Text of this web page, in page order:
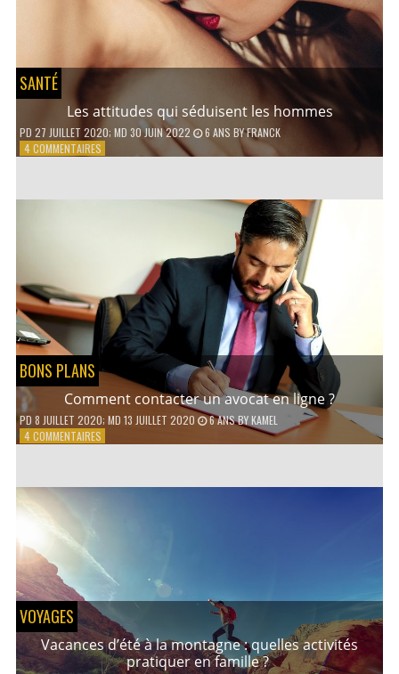
SANTÉ
Les attitudes qui séduisent les hommes
PD 27 JUILLET 2020; MD 30 JUIN 2022 6 ANS BYFRANCK
4 COMMENTAIRESSUR
BONS PLANS
Comment contacter un avocat en ligne ?
PD 8 JUILLET 2020; MD 13 JUILLET 2020 6 ANSBYKAMEL
4 COMMENTAIRESSUR
VOYAGES
Vacances d’été à la montagne : quelles activités
pratiquer en famille ?